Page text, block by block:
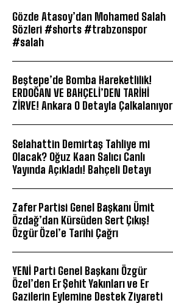
Gözde Atasoy’dan Mohamed Salah
Sözleri #shorts #trabzonspor
#salah
Beştepe’de Bomba Hareketlilik!
ERDOĞAN VE BAHÇELİ’DEN TARİHİ
ZİRVE! Ankara O Detayla Çalkalanıyor
Selahattin Demirtaş Tahliye mi
Olacak? Oğuz Kaan Salıcı Canlı
Yayında Açıkladı! Bahçeli Detayı
Zafer Partisi Genel Başkanı Ümit
Özdağ’dan Kürsüden Sert Çıkış!
Özgür Özel’e Tarihi Çağrı
YENİ Parti Genel Başkanı Özgür
Özel’den Er Şehit Yakınları ve Er
Gazilerin Eylemine Destek Ziyareti